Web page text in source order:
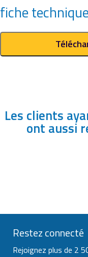
fiche
Les clients
ont aussi
Restez connecté
Rejoignez plus de 2